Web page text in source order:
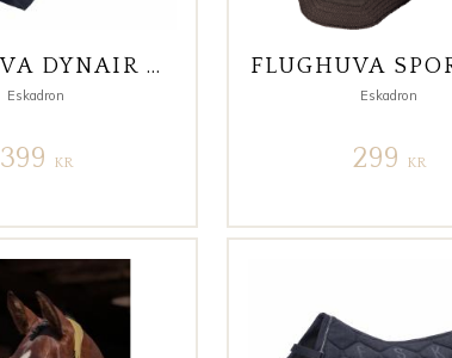
FLUGHUVA DYNAIR MESH PRO TUBE
Eskadron
399 KR
Eskadron
299 KR